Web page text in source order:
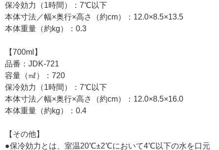
保冷効力（1時間）：7℃以下
本体寸法／幅×奥行×高さ（約cm）：12.0×8.5×13.5
本体重量（約kg）：0.3
【700ml】
品番：JDK-721
容量（㎖）：720
保冷効力（1時間）：7℃以下
本体寸法／幅×奥行×高さ（約cm）：12.0×8.5×16.0
本体重量（約kg）：0.4
【その他】
●保冷効力とは、室温20℃±2℃において4℃以下の水を口元